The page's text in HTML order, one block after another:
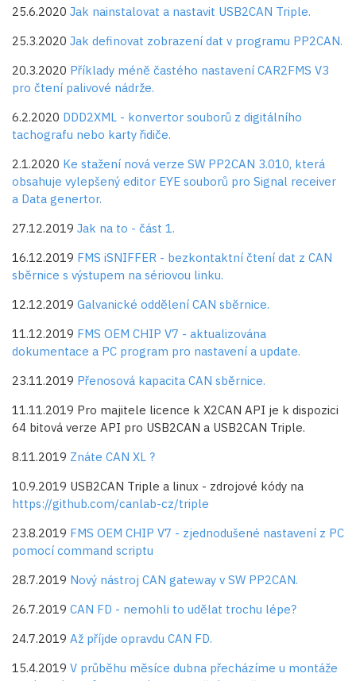
25.6.2020 Jak nainstalovat a nastavit USB2CAN Triple.
25.3.2020 Jak definovat zobrazení dat v programu PP2CAN.
20.3.2020 Příklady méně častého nastavení CAR2FMS V3
pro čtení palivové nádrže.
6.2.2020 DDD2XML - konvertor souborů z digitálního
tachografu nebo karty řidiče.
2.1.2020 Ke stažení nová verze SW PP2CAN 3.010, která
obsahuje vylepšený editor EYE souborů pro Signal receiver
a Data genertor.
27.12.2019 Jak na to - část 1.
16.12.2019 FMS iSNIFFER - bezkontaktní čtení dat z CAN
sběrnice s výstupem na sériovou linku.
12.12.2019 Galvanické oddělení CAN sběrnice.
11.12.2019 FMS OEM CHIP V7 - aktualizována
dokumentace a PC program pro nastavení a update.
23.11.2019 Přenosová kapacita CAN sběrnice.
11.11.2019 Pro majitele licence k X2CAN API je k dispozici
64 bitová verze API pro USB2CAN a USB2CAN Triple.
8.11.2019 Znáte CAN XL ?
10.9.2019 USB2CAN Triple a linux - zdrojové kódy na
https://github.com/canlab-cz/triple
23.8.2019 FMS OEM CHIP V7 - zjednodušené nastavení z PC
pomocí command scriptu
28.7.2019 Nový nástroj CAN gateway v SW PP2CAN.
26.7.2019 CAN FD - nemohli to udělat trochu lépe?
24.7.2019 Až příjde opravdu CAN FD.
15.4.2019 V průběhu měsíce dubna přecházíme u montáže